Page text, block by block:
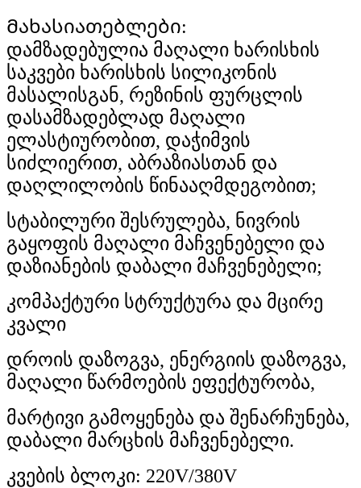
Მახასიათებლები:
დამზადებულია მაღალი ხარისხის
საკვები ხარისხის სილიკონის
მასალისგან, რეზინის ფურცლის
დასამზადებლად მაღალი
ელასტიურობით, დაჭიმვის
სიძლიერით, აბრაზიასთან და
დაღლილობის წინააღმდეგობით;
სტაბილური შესრულება, ნივრის
გაყოფის მაღალი მაჩვენებელი და
დაზიანების დაბალი მაჩვენებელი;
კომპაქტური სტრუქტურა და მცირე
კვალი
დროის დაზოგვა, ენერგიის დაზოგვა,
მაღალი წარმოების ეფექტურობა,
მარტივი გამოყენება და შენარჩუნება,
დაბალი მარცხის მაჩვენებელი.
კვების ბლოკი: 220V/380V